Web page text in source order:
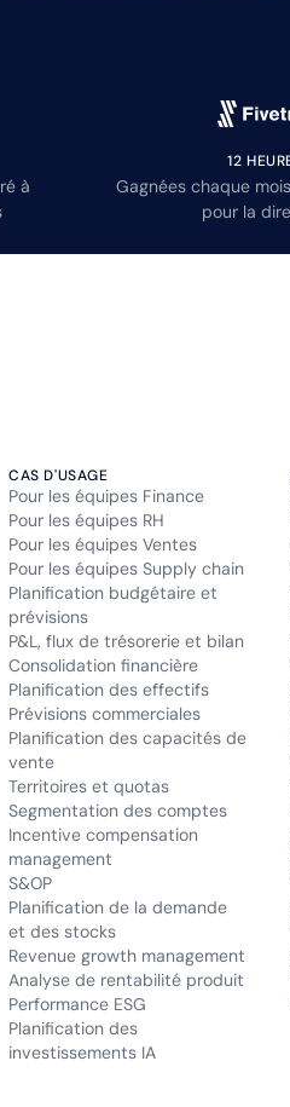
à
12
Gagnées chaque
pour la
CAS D'USAGE
Pour les équipes Finance
Pour les équipes RH
Pour les équipes Ventes
Pour les équipes Supply chain
Planification budgétaire et
prévisions
P&L, flux de trésorerie et bilan
Consolidation financière
Planification des effectifs
Prévisions commerciales
Planification des capacités de
vente
Territoires et quotas
Segmentation des comptes
Incentive compensation
management
S&OP
Planification de la demande
et des stocks
Revenue growth management
Analyse de rentabilité produit
Performance ESG
Planification des
investissements IA